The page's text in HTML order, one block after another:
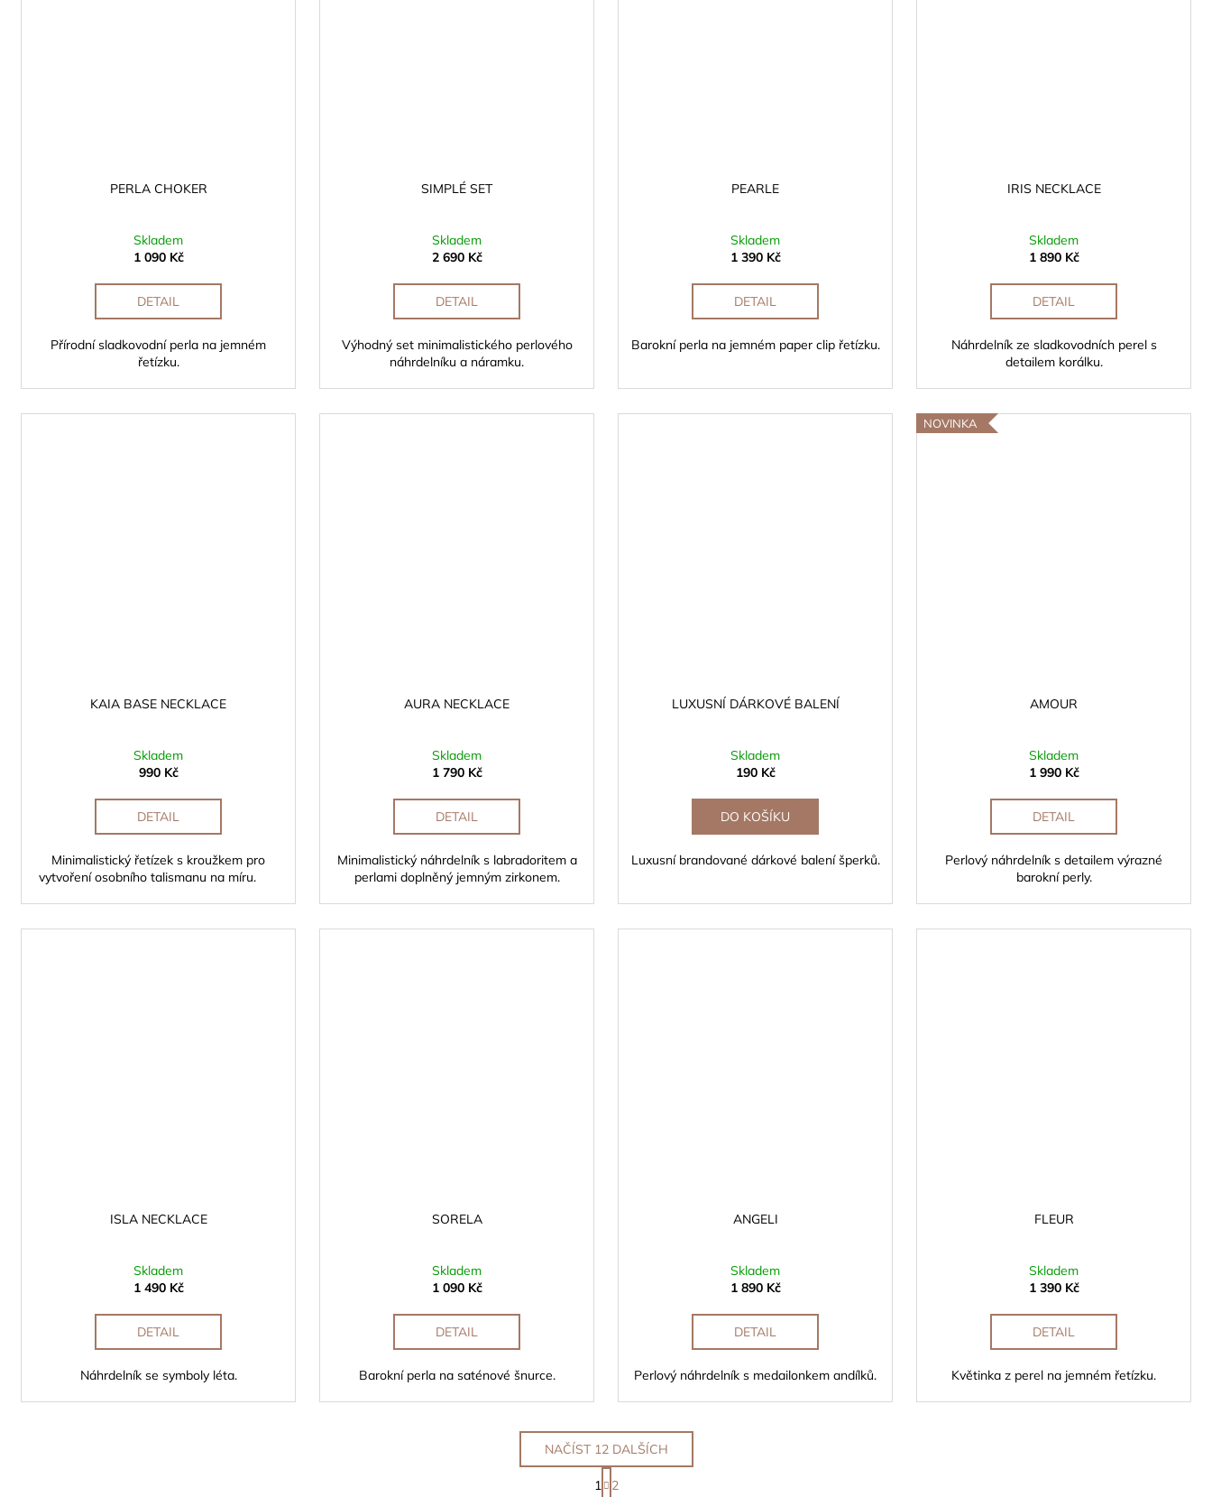
PERLA CHOKER
Skladem
1 090 Kč
DETAIL
Přírodní sladkovodní perla na jemném
řetízku.
SIMPLÉ SET
Skladem
2 690 Kč
DETAIL
Výhodný set minimalistického perlového
náhrdelníku a náramku.
PEARLE
Skladem
1 390 Kč
DETAIL
Barokní perla na jemném paper clip řetízku.
IRIS NECKLACE
Skladem
1 890 Kč
DETAIL
Náhrdelník ze sladkovodních perel s
detailem korálku.
KAIA BASE NECKLACE
Skladem
990 Kč
DETAIL
Minimalistický řetízek s kroužkem pro
vytvoření osobního talismanu na míru.
AURA NECKLACE
Skladem
1 790 Kč
DETAIL
Minimalistický náhrdelník s labradoritem a
perlami doplněný jemným zirkonem.
LUXUSNÍ DÁRKOVÉ BALENÍ
Skladem
190 Kč
DO KOŠÍKU
Luxusní brandované dárkové balení šperků.
NOVINKA
AMOUR
Skladem
1 990 Kč
DETAIL
Perlový náhrdelník s detailem výrazné
barokní perly.
ISLA NECKLACE
Skladem
1 490 Kč
DETAIL
Náhrdelník se symboly léta.
SORELA
Skladem
1 090 Kč
DETAIL
Barokní perla na saténové šnurce.
ANGELI
Skladem
1 890 Kč
DETAIL
Perlový náhrdelník s medailonkem andílků.
FLEUR
Skladem
1 390 Kč
DETAIL
Květinka z perel na jemném řetízku.
NAČÍST 12 DALŠÍCH
S
t
1 2